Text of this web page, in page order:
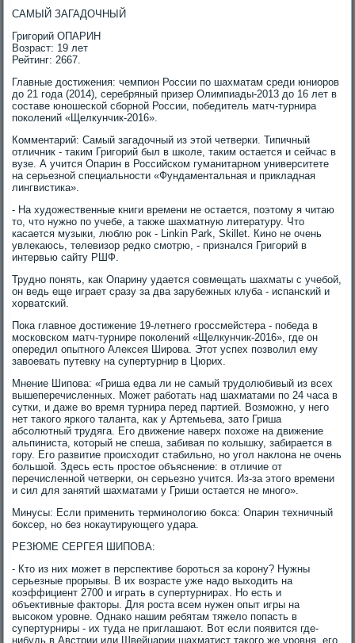
САМЫЙ ЗАГАДОЧНЫЙ
Григорий ОПАРИН
Возраст: 19 лет
Рейтинг: 2667.
Главные достижения: чемпион России по шахматам среди юниоров
до 21 года (2014), серебряный призер Олимпиады-2013 до 16 лет в
составе юношеской сборной России, победитель матч-турнира
поколений «Щелкунчик-2016».
Комментарий: Самый загадочный из этой четверки. Типичный
отличник - таким Григорий был в школе, таким остается и сейчас в
вузе. А учится Опарин в Российском гуманитарном университете
на серьезной специальности «Фундаментальная и прикладная
лингвистика».
- На художественные книги времени не остается, поэтому я читаю
то, что нужно по учебе, а также шахматную литературу. Что
касается музыки, люблю рок - Linkin Park, Skillet. Кино не очень
увлекаюсь, телевизор редко смотрю, - признался Григорий в
интервью сайту РШФ.
Трудно понять, как Опарину удается совмещать шахматы с учебой,
он ведь еще играет сразу за два зарубежных клуба - испанский и
хорватский.
Пока главное достижение 19-летнего гроссмейстера - победа в
московском матч-турнире поколений «Щелкунчик-2016», где он
опередил опытного Алексея Широва. Этот успех позволил ему
завоевать путевку на супертурнир в Цюрих.
Мнение Шипова: «Гриша едва ли не самый трудолюбивый из всех
вышеперечисленных. Может работать над шахматами по 24 часа в
сутки, и даже во время турнира перед партией. Возможно, у него
нет такого яркого таланта, как у Артемьева, зато Гриша
абсолютный трудяга. Его движение наверх похоже на движение
альпиниста, который не спеша, забивая по колышку, забирается в
гору. Его развитие происходит стабильно, но угол наклона не очень
большой. Здесь есть простое объяснение: в отличие от
перечисленной четверки, он серьезно учится. Из-за этого времени
и сил для занятий шахматами у Гриши остается не много».
Минусы: Если применить терминологию бокса: Опарин техничный
боксер, но без нокаутирующего удара.
РЕЗЮМЕ СЕРГЕЯ ШИПОВА:
- Кто из них может в перспективе бороться за корону? Нужны
серьезные прорывы. В их возрасте уже надо выходить на
коэффициент 2700 и играть в супертурнирах. Но есть и
объективные факторы. Для роста всем нужен опыт игры на
высоком уровне. Однако нашим ребятам тяжело попасть в
супертурниры - их туда не приглашают. Вот если появится где-
нибудь в Австрии или Швейцарии шахматист такого же уровня, его